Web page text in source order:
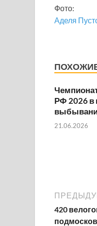
Фото:
Аделя
РФ 2026 в
21.06.2026
420